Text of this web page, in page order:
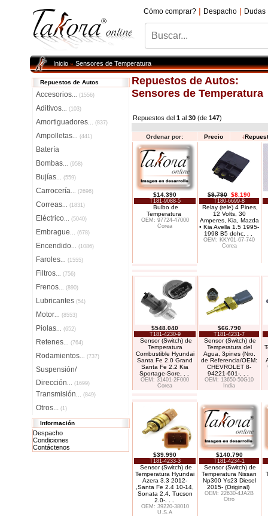
Cómo comprar? | Despacho | Dudas
Inicio»Sensores de Temperatura
Repuestos de Autos
Accesorios... (1556)
Aditivos... (103)
Amortiguadores... (837)
Ampolletas... (441)
Batería
Bombas... (958)
Bujías... (559)
Carrocería... (2696)
Correas... (1831)
Eléctrico... (5040)
Embrague... (678)
Encendido... (1086)
Faroles... (1555)
Filtros... (756)
Frenos... (890)
Lubricantes (54)
Motor... (8553)
Piolas... (652)
Retenes... (764)
Rodamientos... (737)
Suspensión/
Dirección... (1699)
Transmisión... (849)
Otros... (1)
Información
Despacho
Condiciones
Contáctenos
Repuestos de Autos:
Sensores de Temperatura
Repuestos del 1 al 30 (de 147)
Ordenar por: Precio ↓
$14.390
T181-9088-5
Bulbo de
Temperatura
OEM: 97724-47000
Corea
$9.790 $8.190
T180-6699-8
Relay (rele) 4 Pines,
12 Volts, 30
Amperes, Kia, Mazda
• Kia Avella 1.5 1995-
1998 B5 dohc
OEM: KKY01-67-740
Corea
$548.040
T181-4230-9
Sensor (Switch) de
Temperatura
Combustible Hyundai
Santa Fe 2.0 Grand
Santa Fe 2.2 Kia
Sportage-Sore
OEM: 31401-2F000
Corea
$66.790
T181-4231-7
Sensor (Switch) de
Temperatura del
Agua, 3pines (Nro.
de Referencia/OEM:
CHEVROLET 8-
94221-601-
OEM: 13650-50G10
India
$39.990
T181-4233-3
Sensor (Switch) de
Temperatura Hyundai
Azera 3.3 2012-
,Santa Fe 2.4 10-14,
Sonata 2.4, Tucson
2.0-. . .
OEM: 39220-38010
U.S.A
$140.790
T181-4234-1
Sensor (Switch) de
Temperatura Nissan
Np300 Ys23 Diesel
2015- (Original)
OEM: 22630-4JA2B
Otro